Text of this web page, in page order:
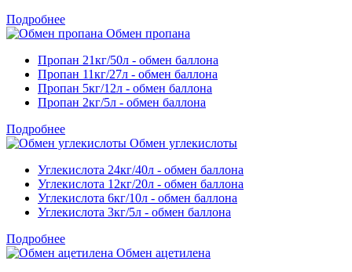
Подробнее
Обмен пропана
Пропан 21кг/50л - обмен баллона
Пропан 11кг/27л - обмен баллона
Пропан 5кг/12л - обмен баллона
Пропан 2кг/5л - обмен баллона
Подробнее
Обмен углекислоты
Углекислота 24кг/40л - обмен баллона
Углекислота 12кг/20л - обмен баллона
Углекислота 6кг/10л - обмен баллона
Углекислота 3кг/5л - обмен баллона
Подробнее
Обмен ацетилена